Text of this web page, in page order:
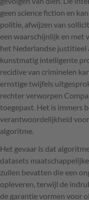
geen science fiction en
politie, afwijzen van
een waarschijnlijk en met
het Nederlandse justitieel
kunstmatig intelligente
recidive van criminelen
ernstige twijfels
rechter verworpen
toegepast. Het is immers
verantwoordelijkheid
algoritme.
Het gevaar is dat
datasets
zullen bevatten die een
opleveren, terwijl de
de garantie vormen voor